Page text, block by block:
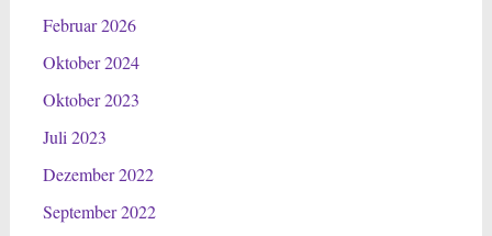
Februar 2026
Oktober 2024
Oktober 2023
Juli 2023
Dezember 2022
September 2022